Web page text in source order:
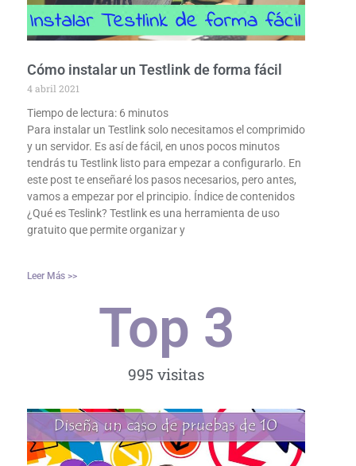
Cómo instalar un Testlink de forma fácil
4 abril 2021
Tiempo de lectura: 6 minutos
Para instalar un Testlink solo necesitamos el comprimido
y un servidor. Es así de fácil, en unos pocos minutos
tendrás tu Testlink listo para empezar a configurarlo. En
este post te enseñaré los pasos necesarios, pero antes,
vamos a empezar por el principio. Índice de contenidos
¿Qué es Teslink? Testlink es una herramienta de uso
gratuito que permite organizar y
Leer Más >>
995 visitas
Top 3